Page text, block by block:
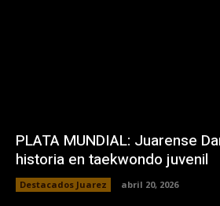
PLATA MUNDIAL: Juarense
historia en taekwondo juvenil
Destacados Juarez abril 20, 2026